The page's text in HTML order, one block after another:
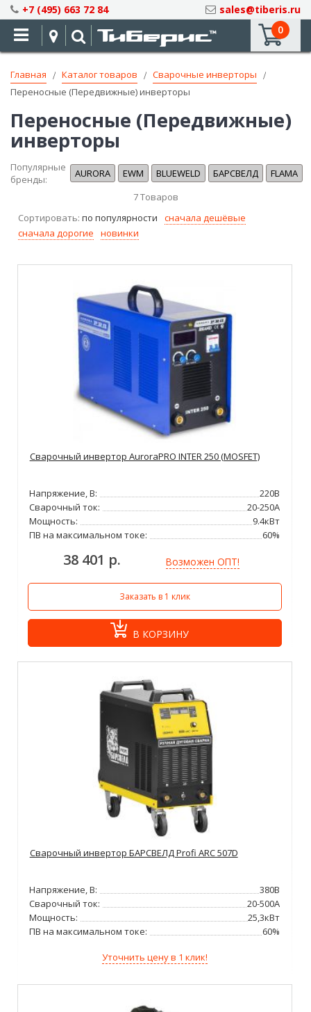
Skip
to
Content
+7 (495) 663 72 84
sales@tiberis.ru
0
Главная Каталог товаров
Сварочные инверторы
Переносные (Передвижные) инверторы
Переносные (Передвижные)
инверторы
Популярные
бренды:
AURORA EWM BLUEWELD БАРСВЕЛД
FLAMA
7Товаров
Сортировать: по популярности
сначала дешёвые
сначала дорогие
новинки
Сварочный инвертор AuroraPRO INTER 250 (MOSFET)
Напряжение, В:
220В
Сварочный ток:
20-250А
Мощность:
9.4кВт
ПВ на максимальном токе:
60%
38 401 р. Возможен ОПТ!
Заказать в 1 клик
В КОРЗИНУ
Сварочный инвертор БАРСВЕЛД Profi ARC 507D
Напряжение, В:
380В
Сварочный ток:
20-500А
Мощность:
25,3кВт
ПВ на максимальном токе:
60%
Уточнить цену в 1 клик!